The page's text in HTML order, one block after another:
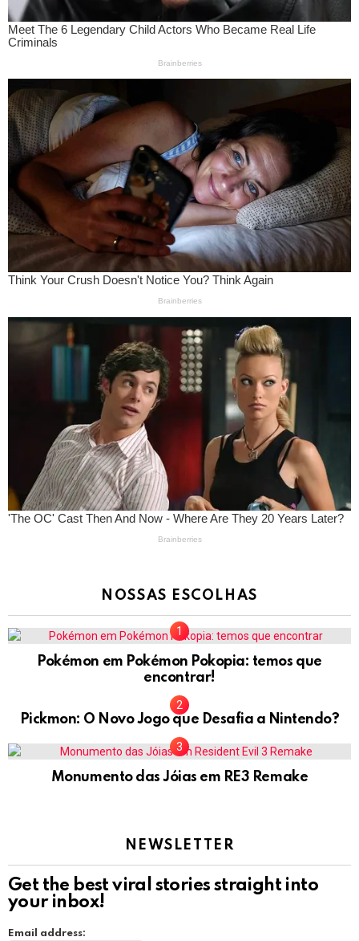
NOSSAS ESCOLHAS
Pokémon em Pokémon Pokopia: temos que
encontrar!
Pickmon: O Novo Jogo que Desafia a Nintendo?
Monumento das Jóias em RE3 Remake
NEWSLETTER
Get the best viral stories straight into
your inbox!
Email address: